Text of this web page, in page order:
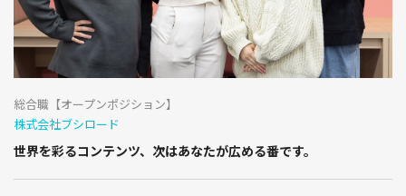
総合職【オープンポジション】
株式会社ブシロード
世界を彩るコンテンツ、次はあなたが広める番です。